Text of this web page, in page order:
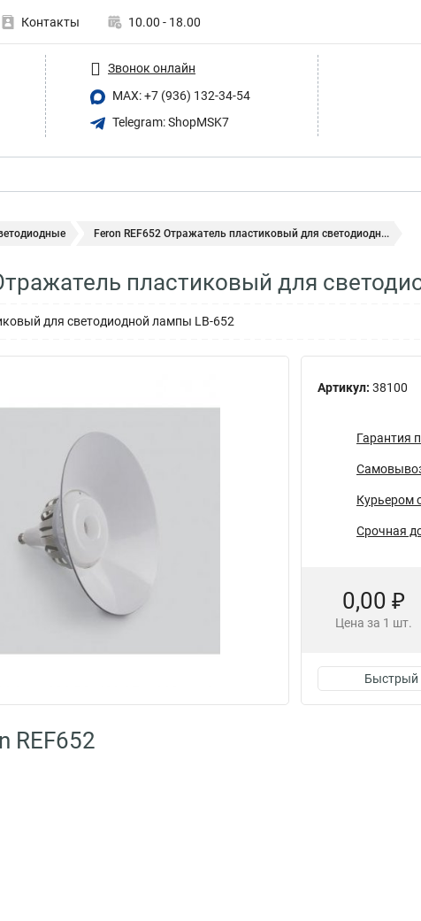
Контакты 10.00 - 18.00
Звонок онлайн
MAX: +7 (936) 132-34-54
Telegram: ShopMSK7
Feron REF652 Отражатель пластиковый для светодиодн...
пластиковый для
для светодиодной лампы LB-652
Артикул: 38100
Гарантия
Курьером
Срочная
0,00 ₽
Цена за 1 шт.
Быстрый
REF652